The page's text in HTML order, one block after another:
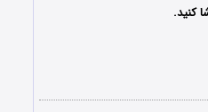
کنید.